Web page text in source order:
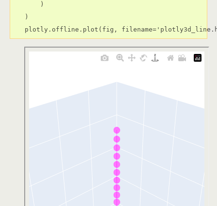
    )
)
plotly.offline.plot(fig,